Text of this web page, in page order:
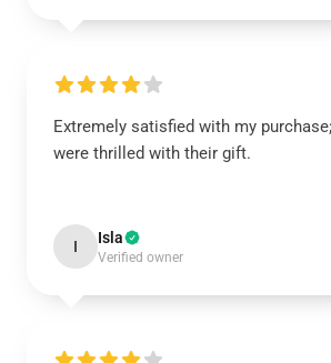
Extremely satisfied with my
were thrilled with their gift.
I Isla
Verified owner